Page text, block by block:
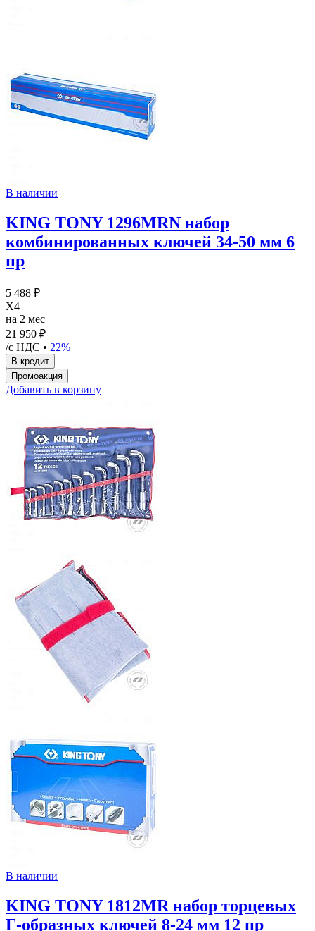
В наличии
KING TONY 1296MRN набор
комбинированных ключей 34-50 мм 6
пр
5 488 ₽
X4
на 2 мес
21 950 ₽
/с НДС • 22%
Добавить в корзину
В наличии
KING TONY 1812MR набор торцевых
Г-образных ключей 8-24 мм 12 пр